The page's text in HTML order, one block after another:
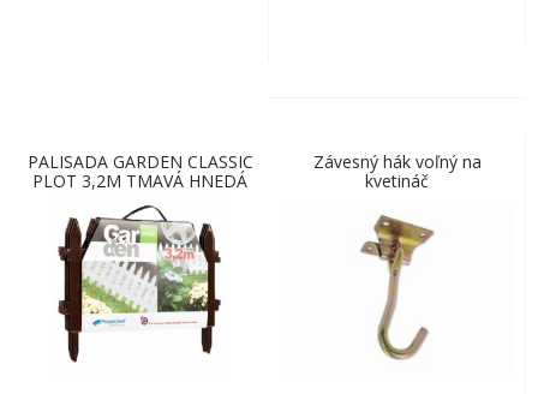
PALISADA GARDEN CLASSIC
PLOT 3,2M TMAVÁ HNEDÁ
Závesný hák voľný na
kvetináč